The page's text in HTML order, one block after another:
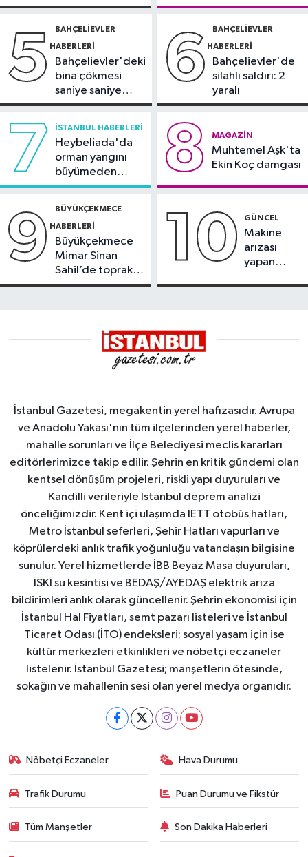
sırasında 2 bina tahliye edildi
silahlı kavga
5 BAHÇELIEVLER
HABERLERI
Bahçelievler'deki
bina çökmesi
saniye saniye
görüntülendi
6 BAHÇELIEVLER
HABERLERI
Bahçelievler'de
silahlı saldırı: 2
yaralı
7 İSTANBUL HABERLERI
Heybeliada'da
orman yangını
büyümeden
söndürüldü
8 MAGAZIN
Muhtemel Aşk'ta
Ekin Koç damgası
9 BÜYÜKÇEKMECE
HABERLERI
Büyükçekmece
Mimar Sinan
Sahil’de toprak
kayması
10 GÜNCEL
Makine
arızası
yapan
İstanbul Gazetesi, megakentin yerel hafızasıdır. Avrupa
ve Anadolu Yakası'nın tüm ilçelerinden yerel haberler,
mahalle sorunları ve İlçe Belediyesi meclis kararları
editörlerimizce takip edilir. Şehrin en kritik gündemi olan
kentsel dönüşüm projeleri, riskli yapı duyuruları ve
Kandilli verileriyle İstanbul deprem analizi
önceliğimizdir. Kent içi ulaşımda İETT otobüs hatları,
Metro İstanbul seferleri, Şehir Hatları vapurları ve
köprülerdeki anlık trafik yoğunluğu vatandaşın bilgisine
sunulur. Yerel hizmetlerde İBB Beyaz Masa duyuruları,
İSKİ su kesintisi ve BEDAŞ/AYEDAŞ elektrik arıza
bildirimleri anlık olarak güncellenir. Şehrin ekonomisi için
İstanbul Hal Fiyatları, semt pazarı listeleri ve İstanbul
Ticaret Odası (İTO) endeksleri; sosyal yaşam için ise
kültür merkezleri etkinlikleri ve nöbetçi eczaneler
listelenir. İstanbul Gazetesi; manşetlerin ötesinde,
sokağın ve mahallenin sesi olan yerel medya organıdır.
Nöbetçi Eczaneler Hava Durumu
Trafik Durumu Puan Durumu ve Fikstür
Tüm Manşetler Son Dakika Haberleri